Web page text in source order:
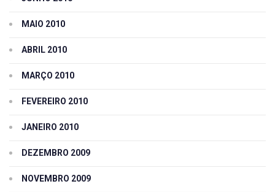
MAIO 2010
ABRIL 2010
MARÇO 2010
FEVEREIRO 2010
JANEIRO 2010
DEZEMBRO 2009
NOVEMBRO 2009